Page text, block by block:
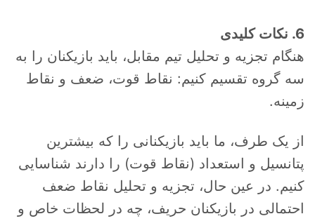
6. نکات کلیدی
هنگام تجزیه و تحلیل تیم مقابل، باید بازیکنان را به
سه گروه تقسیم کنیم: نقاط قوت، ضعف و نقاط
زمینه.
از یک طرف، ما باید بازیکنانی را که بیشترین
پتانسیل و استعداد (نقاط قوت) را دارند شناسایی
کنیم. در عین حال، تجزیه و تحلیل نقاط ضعف
احتمالی در بازیکنان حریف، چه در لحظات خاص و